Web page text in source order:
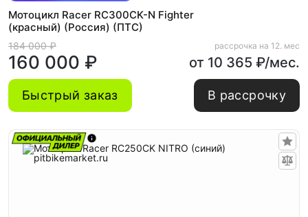
Мотоцикл Racer RC300CK-N Fighter
(красный) (Россия) (ПТС)
184 000 ₽
160 000 ₽
рассрочка на 12. мес
от 10 365 ₽/мес.
Быстрый заказ В рассрочку